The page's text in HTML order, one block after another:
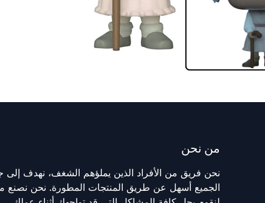
من نحن
نحن فريق من الأفراد الذين يملؤهم الشغف، نهدف إلى
الجميع أسهل عن طريق المنتجات المطورة. نحن نصنع